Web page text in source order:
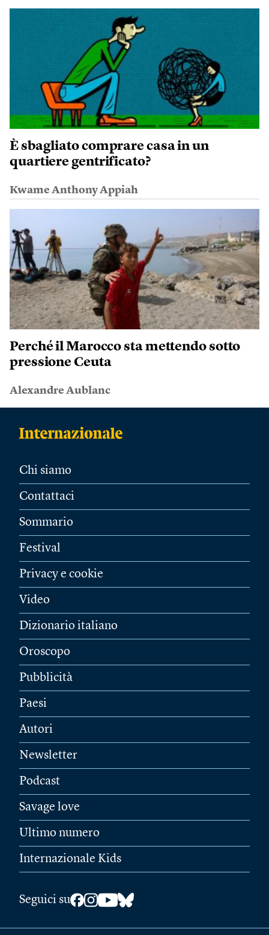
È sbagliato comprare casa in un
quartiere gentrificato?
Kwame Anthony Appiah
Perché il Marocco sta mettendo sotto
pressione Ceuta
Alexandre Aublanc
Chi siamo
Contattaci
Sommario
Festival
Privacy e cookie
Video
Dizionario italiano
Oroscopo
Pubblicità
Paesi
Autori
Newsletter
Podcast
Savage love
Ultimo numero
Internazionale Kids
Seguici su